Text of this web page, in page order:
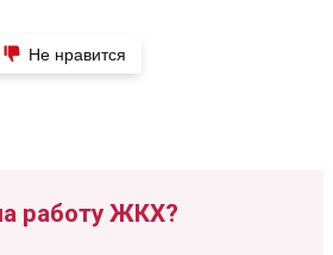
Не нравится
работу ЖКХ?